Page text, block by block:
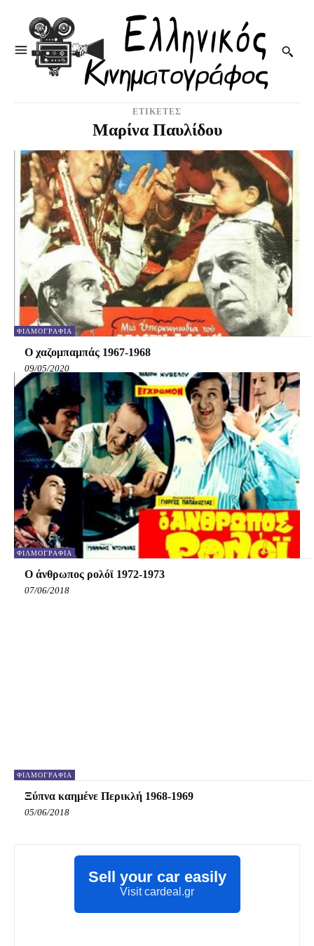
ΕΤΙΚΕΤΕΣ
Μαρίνα Παυλίδου
ΦΙΛΜΟΓΡΑΦΊΑ
Ο χαζομπαμπάς 1967-1968
09/05/2020
ΦΙΛΜΟΓΡΑΦΊΑ
Ο άνθρωπος ρολόϊ 1972-1973
07/06/2018
ΦΙΛΜΟΓΡΑΦΊΑ
Ξύπνα καημένε Περικλή 1968-1969
05/06/2018
Sell your car easily
Visit cardeal.gr